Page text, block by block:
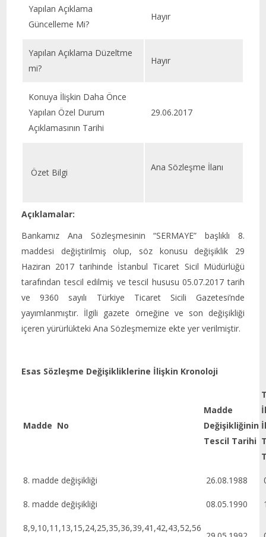
Yapılan Açıklama
Güncelleme Mi?
Hayır
Yapılan Açıklama Düzeltme
mi?
Hayır
Konuya İlişkin Daha Önce
Yapılan Özel Durum
Açıklamasının Tarihi
29.06.2017
Özet Bilgi Ana Sözleşme İlanı
Açıklamalar:
Bankamız Ana Sözleşmesinin “SERMAYE” başlıklı 8.
maddesi değiştirilmiş olup, söz konusu değişiklik 29
Haziran 2017 tarihinde İstanbul Ticaret Sicil Müdürlüğü
tarafından tescil edilmiş ve tescil hususu 05.07.2017 tarih
ve 9360 sayılı Türkiye Ticaret Sicili Gazetesi’nde
yayımlanmıştır. İlgili gazete örneğine ve son değişikliği
içeren yürürlükteki Ana Sözleşmemize ekte yer verilmiştir.
Esas Sözleşme Değişikliklerine İlişkin Kronoloji
Madde No
Madde
Değişikliğinin
Tescil Tarihi
8. madde değişikliği 26.08.1988
8. madde değişikliği 08.05.1990
8,9,10,11,13,15,24,25,35,36,39,41,42,43,52,56